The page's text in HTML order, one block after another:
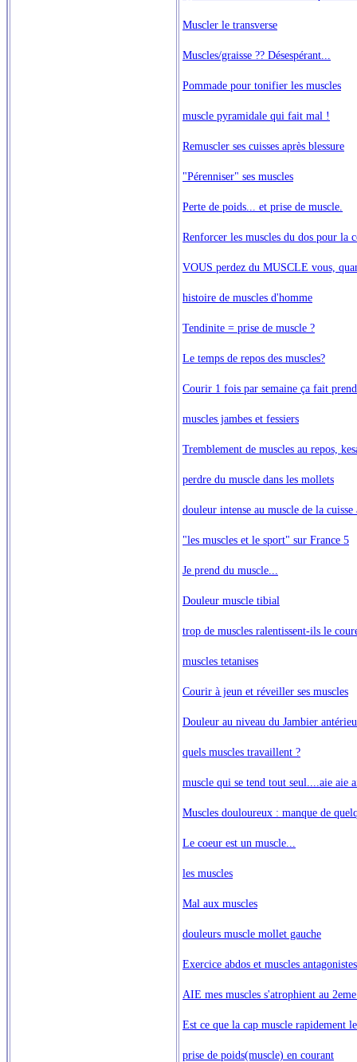
Muscler le transverse
Muscles/graisse ?? Désespérant...
Pommade pour tonifier les muscles
muscle pyramidale qui fait mal !
Remuscler ses cuisses après blessure
"Pérenniser" ses muscles
Perte de poids... et prise de muscle.
Renforcer les muscles du dos pour la
VOUS perdez du MUSCLE vous,
histoire de muscles d'homme
Tendinite = prise de muscle ?
Le temps de repos des muscles?
Courir 1 fois par semaine ça fait
muscles jambes et fessiers
Tremblement de muscles au repos,
perdre du muscle dans les mollets
douleur intense au muscle de la
"les muscles et le sport" sur France 5
Je prend du muscle...
Douleur muscle tibial
trop de muscles ralentissent-ils le
muscles tetanises
Courir à jeun et réveiller ses muscles
Douleur au niveau du Jambier
quels muscles travaillent ?
muscle qui se tend tout seul....aie aie
Muscles douloureux : manque de
Le coeur est un muscle...
les muscles
Mal aux muscles
douleurs muscle mollet gauche
Exercice abdos et muscles
AIE mes muscles s'atrophient au
Est ce que la cap muscle rapidement
prise de poids(muscle) en courant